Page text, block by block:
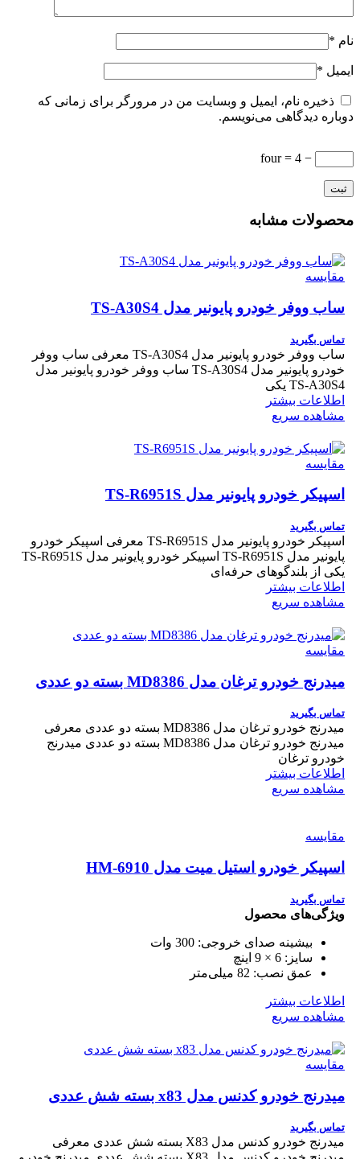
نام *
ایمیل *
ذخیره نام، ایمیل و وبسایت من در مرورگر برای زمانی که
دوباره دیدگاهی می‌نویسم.
− four = 4
محصولات مشابه
مقایسه
ساب ووفر خودرو پایونیر مدل TS-A30S4
تماس بگیرید
ساب ووفر خودرو پایونیر مدل TS-A30S4 معرفی ساب ووفر
خودرو پایونیر مدل TS-A30S4 ساب ووفر خودرو پایونیر مدل
TS-A30S4 یکی
اطلاعات بیشتر
مشاهده سریع
مقایسه
اسپیکر خودرو پایونیر مدل TS-R6951S
تماس بگیرید
اسپیکر خودرو پایونیر مدل TS-R6951S معرفی اسپیکر خودرو
پایونیر مدل TS-R6951S اسپیکر خودرو پایونیر مدل TS-R6951S
یکی از بلندگوهای حرفه‌ای
اطلاعات بیشتر
مشاهده سریع
مقایسه
میدرنج خودرو ترغان مدل MD8386 بسته دو عددی
تماس بگیرید
میدرنج خودرو ترغان مدل MD8386 بسته دو عددی معرفی
میدرنج خودرو ترغان مدل MD8386 بسته دو عددی میدرنج
خودرو ترغان
اطلاعات بیشتر
مشاهده سریع
مقایسه
اسپیکر خودرو استیل میت مدل HM-6910
تماس بگیرید
ویژگی‌های محصول
بیشینه صدای خروجی: 300 وات
سایز: 6 × 9 اینچ
عمق نصب: 82 میلی‌متر
اطلاعات بیشتر
مشاهده سریع
مقایسه
میدرنج خودرو کدنس مدل x83 بسته شش عددی
تماس بگیرید
میدرنج خودرو کدنس مدل X83 بسته شش عددی معرفی